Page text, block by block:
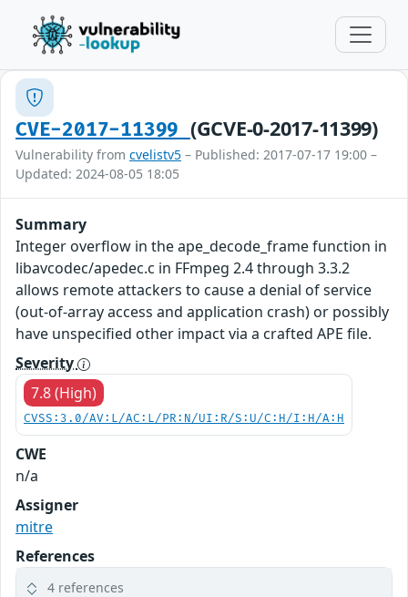
CVE-2017-11399 (GCVE-0-2017-11399)
Vulnerability from cvelistv5 – Published: 2017-07-17 19:00 –
Updated: 2024-08-05 18:05
Summary
Integer overflow in the ape_decode_frame function in
libavcodec/apedec.c in FFmpeg 2.4 through 3.3.2
allows remote attackers to cause a denial of service
(out-of-array access and application crash) or possibly
have unspecified other impact via a crafted APE file.
Severity
7.8 (High)
CVSS:3.0/AV:L/AC:L/PR:N/UI:R/S:U/C:H/I:H/A:H
CWE
n/a
Assigner
mitre
References
4 references